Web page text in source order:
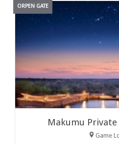
ORPEN GATE
Makumu Private
Game